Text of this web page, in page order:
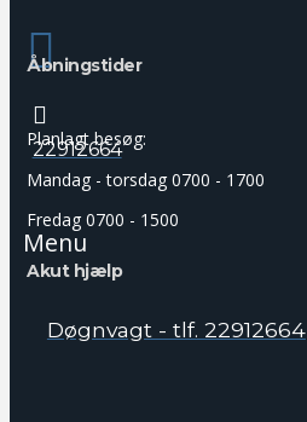
22912664
Menu
Åbningstider
Planlagt besøg:
Mandag - torsdag 0700 - 1700
Fredag 0700 - 1500
Akut hjælp
Døgnvagt - tlf. 22912664